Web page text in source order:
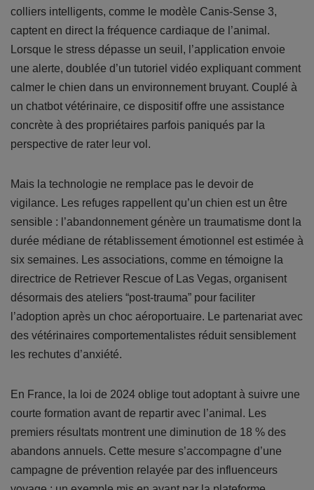
colliers intelligents, comme le modèle Canis-Sense 3,
captent en direct la fréquence cardiaque de l’animal.
Lorsque le stress dépasse un seuil, l’application envoie
une alerte, doublée d’un tutoriel vidéo expliquant comment
calmer le chien dans un environnement bruyant. Couplé à
un chatbot vétérinaire, ce dispositif offre une assistance
concrète à des propriétaires parfois paniqués par la
perspective de rater leur vol.
Mais la technologie ne remplace pas le devoir de
vigilance. Les refuges rappellent qu’un chien est un être
sensible : l’abandonnement génère un traumatisme dont la
durée médiane de rétablissement émotionnel est estimée à
six semaines. Les associations, comme en témoigne la
directrice de Retriever Rescue of Las Vegas, organisent
désormais des ateliers “post-trauma” pour faciliter
l’adoption après un choc aéroportuaire. Le partenariat avec
des vétérinaires comportementalistes réduit sensiblement
les rechutes d’anxiété.
En France, la loi de 2024 oblige tout adoptant à suivre une
courte formation avant de repartir avec l’animal. Les
premiers résultats montrent une diminution de 18 % des
abandons annuels. Cette mesure s’accompagne d’une
campagne de prévention relayée par des influenceurs